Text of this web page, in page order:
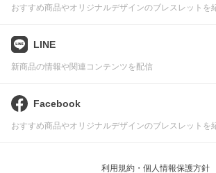
おすすめ商品やオリジナルデザインのブレスレットを
LINE
新商品の情報や関連コンテンツを配信
Facebook
おすすめ商品やオリジナルデザインのブレスレットを
利用規約・個人情報保護方針